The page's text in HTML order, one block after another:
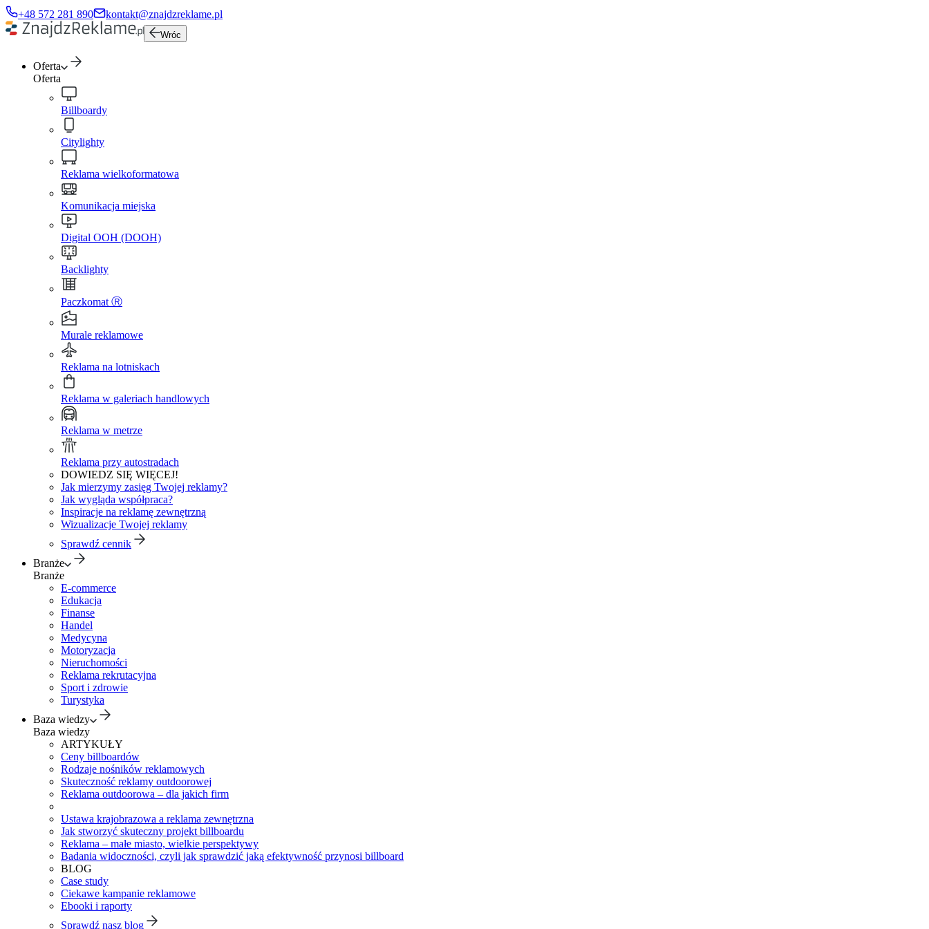
+48 572 281 890 kontakt@znajdzreklame.pl
Wróc
Oferta
Oferta
Billboardy
Citylighty
Reklama wielkoformatowa
Komunikacja miejska
Digital OOH (DOOH)
Backlighty
Paczkomat Ⓡ
Murale reklamowe
Reklama na lotniskach
Reklama w galeriach handlowych
Reklama w metrze
Reklama przy autostradach
DOWIEDZ SIĘ WIĘCEJ!
Jak mierzymy zasięg Twojej reklamy?
Jak wygląda współpraca?
Inspiracje na reklamę zewnętrzną
Wizualizacje Twojej reklamy
Sprawdź cennik
Branże
Branże
E-commerce
Edukacja
Finanse
Handel
Medycyna
Motoryzacja
Nieruchomości
Reklama rekrutacyjna
Sport i zdrowie
Turystyka
Baza wiedzy
Baza wiedzy
ARTYKUŁY
Ceny billboardów
Rodzaje nośników reklamowych
Skuteczność reklamy outdoorowej
Reklama outdoorowa – dla jakich firm
Ustawa krajobrazowa a reklama zewnętrzna
Jak stworzyć skuteczny projekt billboardu
Reklama – małe miasto, wielkie perspektywy
Badania widoczności, czyli jak sprawdzić jaką efektywność przynosi billboard
BLOG
Case study
Ciekawe kampanie reklamowe
Ebooki i raporty
Sprawdź nasz blog